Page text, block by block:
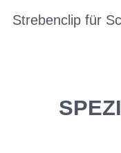
Strebenclip für